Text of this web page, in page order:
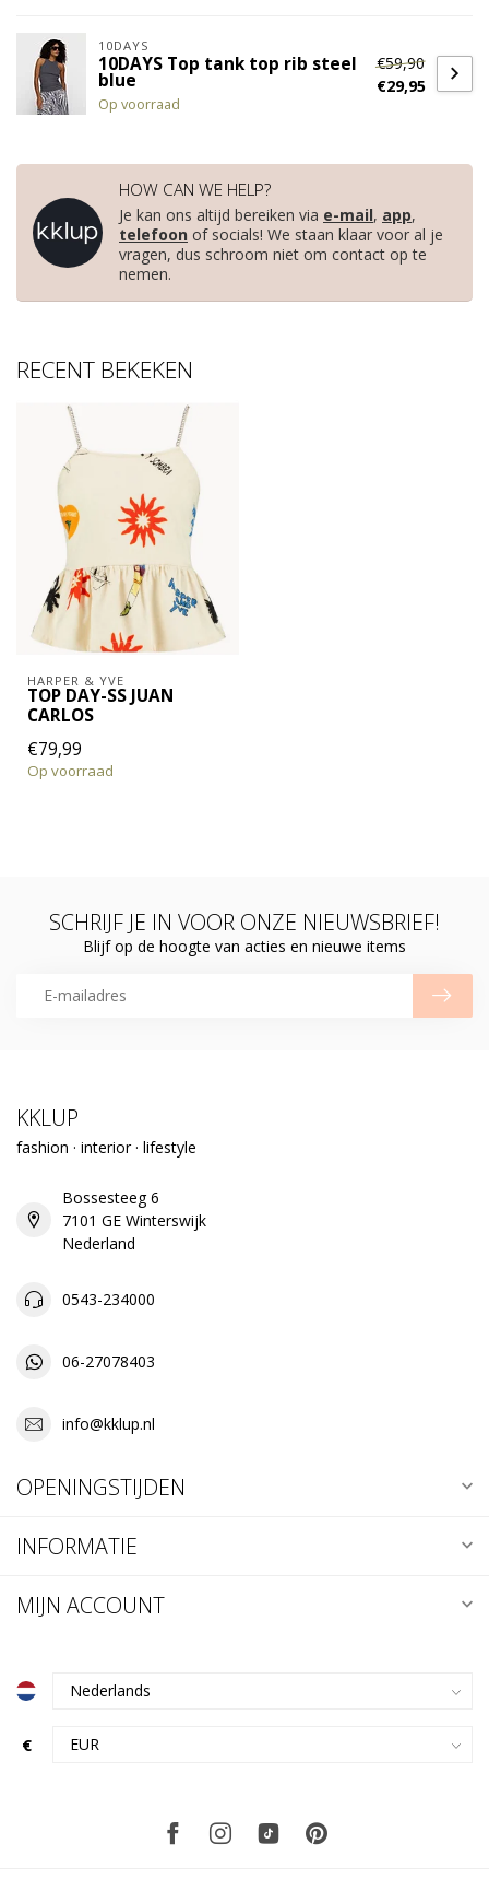
10DAYS
10DAYS Top tank top rib steel
blue
Op voorraad
€59,90
€29,95
HOW CAN WE HELP?
Je kan ons altijd bereiken via e-mail, app,
telefoon of socials! We staan klaar voor al je
vragen, dus schroom niet om contact op te
nemen.
RECENT BEKEKEN
HARPER & YVE
TOP DAY-SS JUAN
CARLOS
€79,99
Op voorraad
SCHRIJF JE IN VOOR ONZE NIEUWSBRIEF!
Blijf op de hoogte van acties en nieuwe items
KKLUP
fashion · interior · lifestyle
Bossesteeg 6
7101 GE Winterswijk
Nederland
0543-234000
06-27078403
info@kklup.nl
OPENINGSTIJDEN
INFORMATIE
MIJN ACCOUNT
€